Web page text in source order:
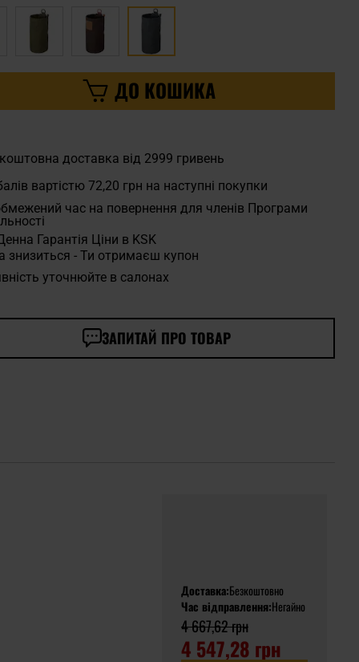
ДО КОШИКА
доставка від 2999 гривень
вартістю 72,20 грн на наступні покупки
час на повернення для членів Програми
Гарантія Ціни в KSK
знизиться - Ти отримаєш купон
уточнюйте в салонах
ЗАПИТАЙ ПРО ТОВАР
Доставка:Безкоштовно
Час відправлення:Негайно
4 667,62 грн
4 547,28 грн